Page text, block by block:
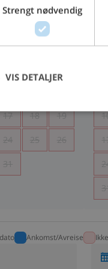
SAT
17 18 19
24 25 26
31
Ankomst/Avreise
Strengt nødvendig
VIS DETALJER